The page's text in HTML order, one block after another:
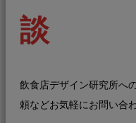
談
飲食店デザイン研究所へ
頼などお気軽にお問い合
インタビュー